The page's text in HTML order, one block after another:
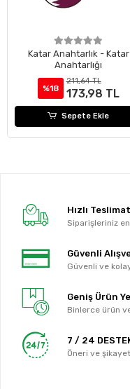
Katar Anahtarlık - Katar
Anahtarlığı
%18
211,64 TL
173,98 TL
Sepete Ekle
Hızlı Teslimat
Siparişleriniz
Güvenli
Güvenli ve
Geniş Ürün
Binlerce ürün
7 / 24
Öneri ve